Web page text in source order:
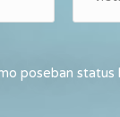
poseban